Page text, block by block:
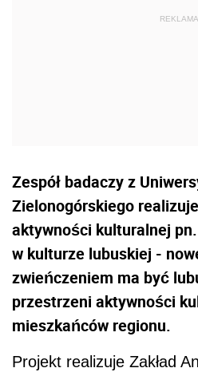
Zespół badaczy z
Zielonogórskiego
aktywności kulturalnej
w kulturze lubuskiej -
zwieńczeniem ma być
przestrzeni aktywności
mieszkańców regionu.
Projekt realizuje Zakład